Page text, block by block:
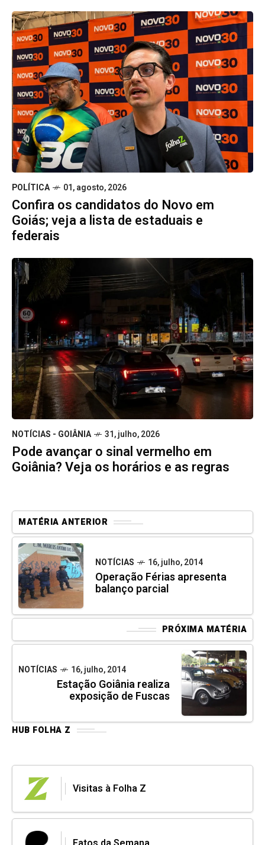
POLÍTICA 01, agosto, 2026
Confira os candidatos do Novo em
Goiás; veja a lista de estaduais e
federais
NOTÍCIAS - GOIÂNIA 31, julho, 2026
Pode avançar o sinal vermelho em
Goiânia? Veja os horários e as regras
MATÉRIA ANTERIOR
NOTÍCIAS 16, julho, 2014
Operação Férias apresenta
balanço parcial
PRÓXIMA MATÉRIA
NOTÍCIAS 16, julho, 2014
Estação Goiânia realiza
exposição de Fuscas
HUB FOLHA Z
Visitas à Folha Z